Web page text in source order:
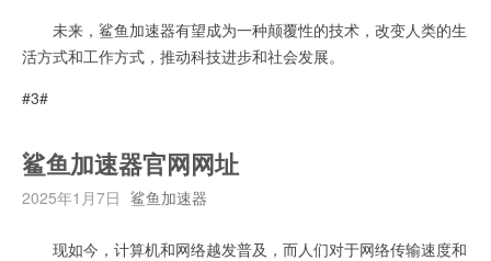
未来，鲨鱼加速器有望成为一种颠覆性的技术，改变人类的生
活方式和工作方式，推动科技进步和社会发展。
#3#
鲨鱼加速器官网网址
2025年1月7日 鲨鱼加速器
现如今，计算机和网络越发普及，而人们对于网络传输速度和